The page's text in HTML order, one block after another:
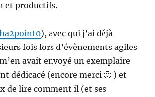
et productifs.
), avec qui j’ai déjà
fois lors d’évènements agiles
avait envoyé un exemplaire
dédicacé (encore merci 🙂 ) et
de lire comment il (et ses